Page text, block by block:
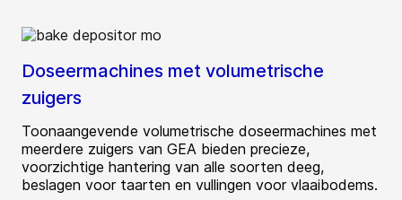
Doseermachines met volumetrische
zuigers
Toonaangevende volumetrische doseermachines met
meerdere zuigers van GEA bieden precieze,
voorzichtige hantering van alle soorten deeg,
beslagen voor taarten en vullingen voor vlaaibodems.